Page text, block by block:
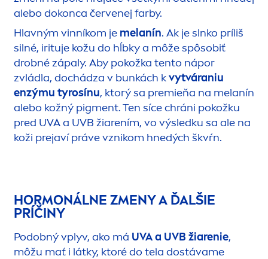
alebo dokonca červenej farby.
Hlavným vinníkom je melanín. Ak je slnko príliš
silné, irituje kožu do hĺbky a môže spôsobiť
drobné zápaly. Aby pokožka tento nápor
zvládla, dochádza v bunkách kvytváraniu
enzýmu tyrosínu, ktorý sa premieňa na melanín
alebo kožný pigment. Ten síce chráni pokožku
pred UVA a UVB žiarením, vo výsledku sa ale na
koži prejaví práve vznikom hnedých škvŕn.
HORMONÁLNE ZMENY A ĎALŠIE
PRÍČINY
Podobný vplyv, ako má UVA a UVB žiarenie,
môžu mať i látky, ktoré do tela dostávame